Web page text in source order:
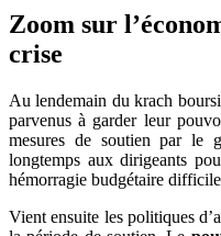
Zoom sur
crise
Au lendemain du krach
parvenus à garder leur
mesures de soutien par le
longtemps aux dirigeants
hémorragie budgétaire
Vient ensuite les politiques